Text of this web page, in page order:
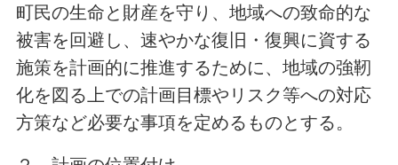
町民の生命と財産を守り、地域への致命的な
被害を回避し、速やかな復旧・復興に資する
施策を計画的に推進するために、地域の強靭
化を図る上での計画目標やリスク等への対応
方策など必要な事項を定めるものとする。